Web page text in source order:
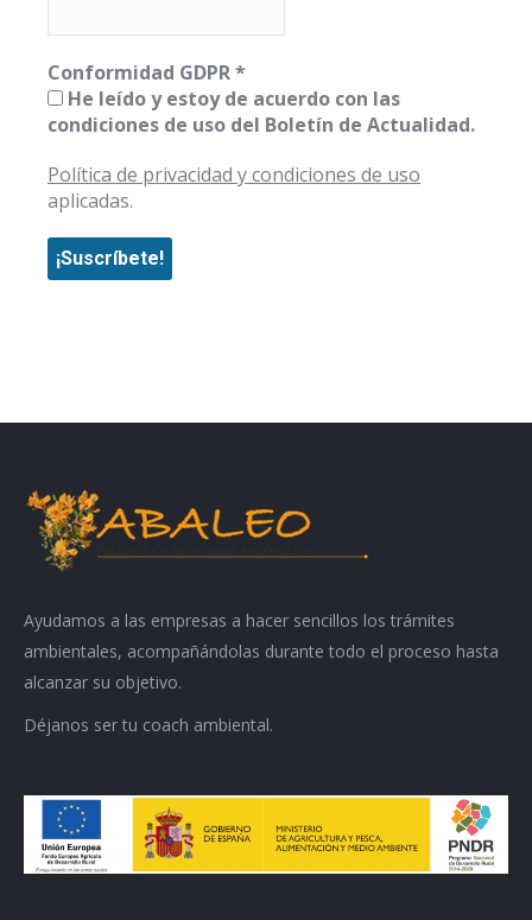
Conformidad GDPR*
He leído y estoy de acuerdo con las
condiciones de uso del Boletín de Actualidad.
Política de privacidad y condiciones de uso
aplicadas.
Ayudamos a las empresas a hacer sencillos los trámites
ambientales, acompañándolas durante todo el proceso hasta
alcanzar su objetivo.
Déjanos ser tu coach ambiental.